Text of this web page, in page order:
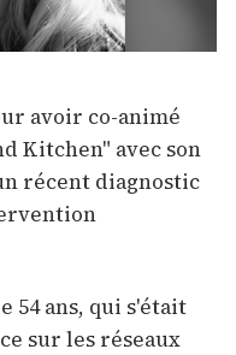
avoir co-animé
Kitchen" avec son
récent diagnostic
54 ans, qui s'était
sur les réseaux